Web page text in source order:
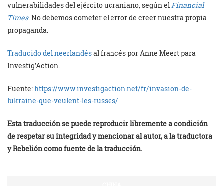
vulnerabilidades del ejército ucraniano, según elFinancial
Times. No debemos cometer el error de creer nuestra propia
propaganda.
Traducido del neerlandésal francés por Anne Meert para
Investig’Action.
Fuente:https://www.investigaction.net/fr/invasion-de-
lukraine-que-veulent-les-russes/
Esta traducción se puede reproducir libremente a condición
de respetar su integridad y mencionar al autor, a la traductora
y Rebelión como fuente de la traducción.